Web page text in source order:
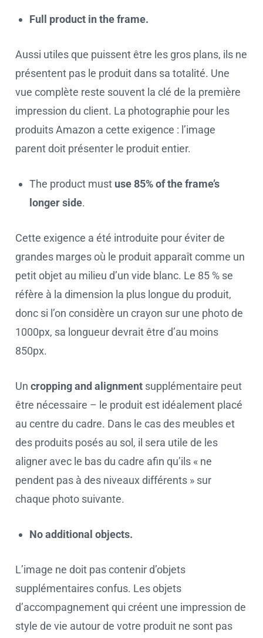
Full product in the frame.
Aussi utiles que puissent être les gros plans, ils ne
présentent pas le produit dans sa totalité. Une
vue complète reste souvent la clé de la première
impression du client. La photographie pour les
produits Amazon a cette exigence : l’image
parent doit présenter le produit entier.
The product must use 85% of the frame’s
longer side.
Cette exigence a été introduite pour éviter de
grandes marges où le produit apparaît comme un
petit objet au milieu d’un vide blanc. Le 85 % se
réfère à la dimension la plus longue du produit,
donc si l’on considère un crayon sur une photo de
1000px, sa longueur devrait être d’au moins
850px.
Un cropping and alignment supplémentaire peut
être nécessaire – le produit est idéalement placé
au centre du cadre. Dans le cas des meubles et
des produits posés au sol, il sera utile de les
aligner avec le bas du cadre afin qu’ils « ne
pendent pas à des niveaux différents » sur
chaque photo suivante.
No additional objects.
L’image ne doit pas contenir d’objets
supplémentaires confus. Les objets
d’accompagnement qui créent une impression de
style de vie autour de votre produit ne sont pas